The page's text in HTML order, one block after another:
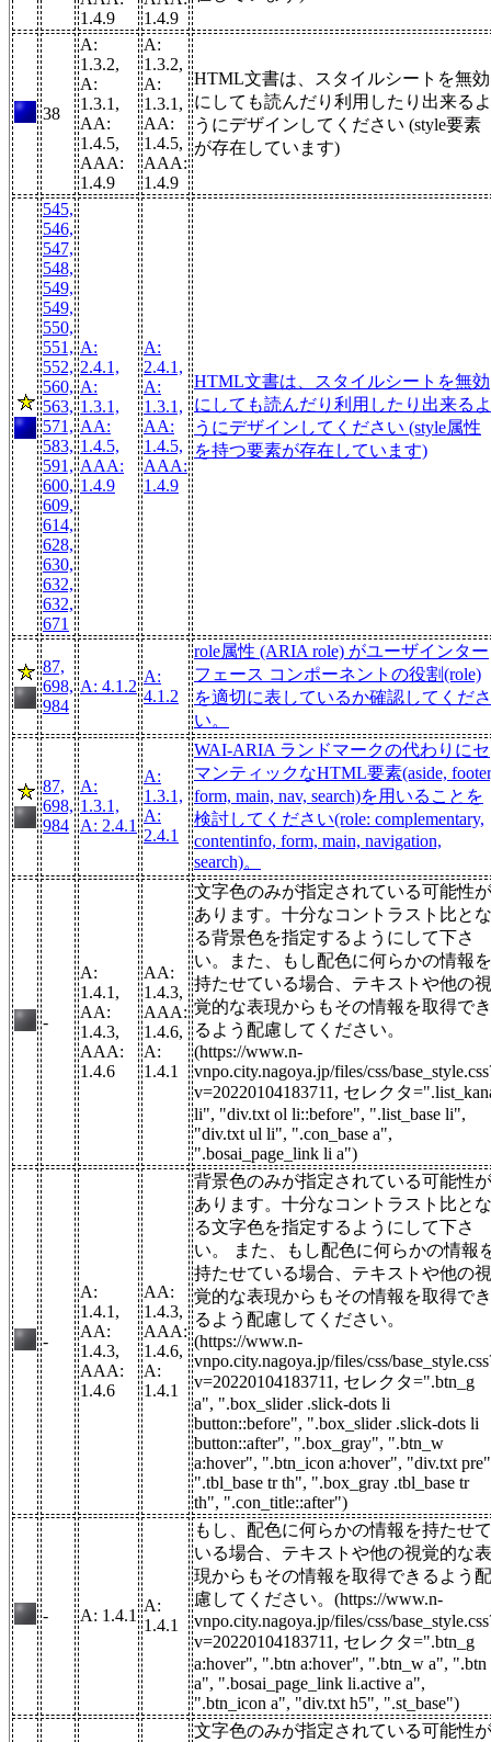
1.4.9
1.4.9
38
A:
1.3.2,
A:
1.3.1,
AA:
1.4.5,
AAA:
1.4.9
A:
1.3.2,
A:
1.3.1,
AA:
1.4.5,
AAA:
1.4.9
HTML文書は、スタイルシートを無効
にしても読んだり利用したり出来るよ
うにデザインしてください (style要素
が存在しています)
545,
546,
547,
548,
549,
549,
550,
551,
552,
560,
563,
571,
583,
591,
600,
609,
614,
628,
630,
632,
632,
671
A:
2.4.1,
A:
1.3.1,
AA:
1.4.5,
AAA:
1.4.9
A:
2.4.1,
A:
1.3.1,
AA:
1.4.5,
AAA:
1.4.9
HTML文書は、スタイルシートを無効
にしても読んだり利用したり出来るよ
うにデザインしてください (style属性
を持つ要素が存在しています)
87,
698,
984
A: 4.1.2
A:
4.1.2
role属性 (ARIA role) がユーザインター
フェース コンポーネントの役割(role)
を適切に表しているか確認してくださ
い。
87,
698,
984
A:
1.3.1,
A: 2.4.1
A:
1.3.1,
A:
2.4.1
WAI-ARIA ランドマークの代わりにセ
マンティックなHTML要素(aside,
form, main, nav, search)を用いることを
検討してください(role: complementary,
contentinfo, form, main, navigation,
search)。
-
A:
1.4.1,
AA:
1.4.3,
AAA:
1.4.6
AA:
1.4.3,
AAA:
1.4.6,
A:
1.4.1
文字色のみが指定されている可能性が
あります。十分なコントラスト比とな
る背景色を指定するようにして下さ
い。また、もし配色に何らかの情報を
持たせている場合、テキストや他の視
覚的な表現からもその情報を取得でき
るよう配慮してください。
(https://www.n-
vnpo.city.nagoya.jp/files/css/
v=20220104183711, セレクタ
li", "div.txt ol li::before", ".list_base li",
"div.txt ul li", ".con_base a",
".bosai_page_link li a")
-
A:
1.4.1,
AA:
1.4.3,
AAA:
1.4.6
AA:
1.4.3,
AAA:
1.4.6,
A:
1.4.1
背景色のみが指定されている可能性が
あります。十分なコントラスト比とな
る文字色を指定するようにして下さ
い。 また、もし配色に何らかの情報
持たせている場合、テキストや他の視
覚的な表現からもその情報を取得でき
るよう配慮してください。
(https://www.n-
vnpo.city.nagoya.jp/files/css/
v=20220104183711, セレクタ=".btn_g
a", ".box_slider .slick-dots li
button::before", ".box_slider .slick-dots li
button::after", ".box_gray", ".btn_w
a:hover", ".btn_icon a:hover", "div.txt
".tbl_base tr th", ".box_gray .tbl_base tr
th", ".con_title::after")
- A: 1.4.1
A:
1.4.1
もし、配色に何らかの情報を持たせて
いる場合、テキストや他の視覚的な表
現からもその情報を取得できるよう配
慮してください。(https://www.n-
vnpo.city.nagoya.jp/files/css/
v=20220104183711, セレクタ=".btn_g
a:hover", ".btn a:hover", ".btn_w a", ".btn
a", ".bosai_page_link li.active a",
".btn_icon a", "div.txt h5", ".st_base")
文字色のみが指定されている可能性が